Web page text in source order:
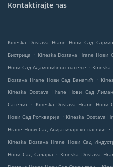
Kontaktirajte nas
Kineska Dostava Hrane Нови Сад
Бистрица . Kineska Dostava Hrane Нови
Нови Сад Адамовићево насеље .
Dostava Hrane Нови Сад Банатић .
Kineska Dostava Hrane Нови Сад
Сателит . Kineska Dostava Hrane Нови
Нови Сад Роткварија . Kineska Dostava
Hrane Нови Сад Авијатичарско насеље .
Kineska Dostava Hrane Нови Сад
Нови Сад Салајка
. Kineska Dostava
.